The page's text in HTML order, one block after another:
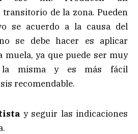
de la zona. Pueden
se acuerdo a la causa del
se debe hacer es aplicar
muela, ya que puede ser muy
la misma y es más fácil
recomendable.
y seguir las indicaciones